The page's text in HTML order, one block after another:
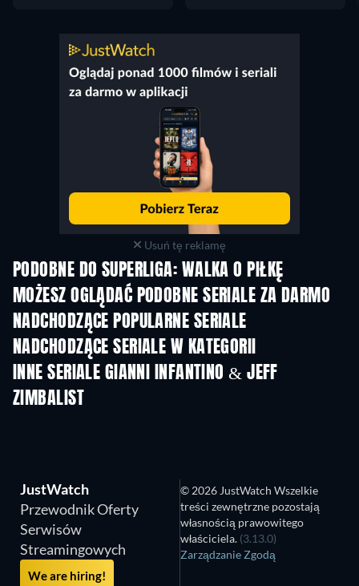
Usuń tę reklamę
PODOBNE DO SUPERLIGA: WALKA O PIŁKĘ
TV
MOŻESZ OGLĄDAĆ PODOBNE SERIALE ZA DARMO
TV TV
NADCHODZĄCE POPULARNE SERIALE
TV TV
NADCHODZĄCE SERIALE W KATEGORII
Sezon 1 Sezon 1
INNE SERIALE GIANNI INFANTINO & JEFF
ZIMBALIST
JustWatch
Przewodnik Oferty
Serwisów
Streamingowych
We are hiring!
© 2026 JustWatch Wszelkie
treści zewnętrzne pozostają
własnością prawowitego
właściciela. (3.13.0)
Zarządzanie Zgodą